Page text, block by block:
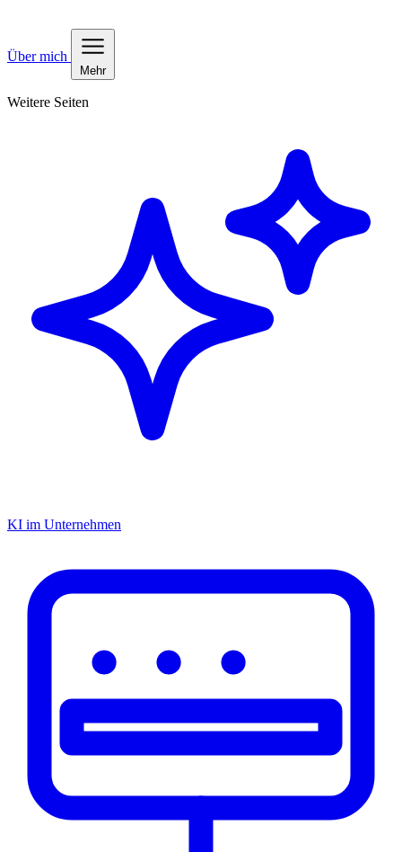
Über mich
Mehr
Weitere Seiten
KI im Unternehmen